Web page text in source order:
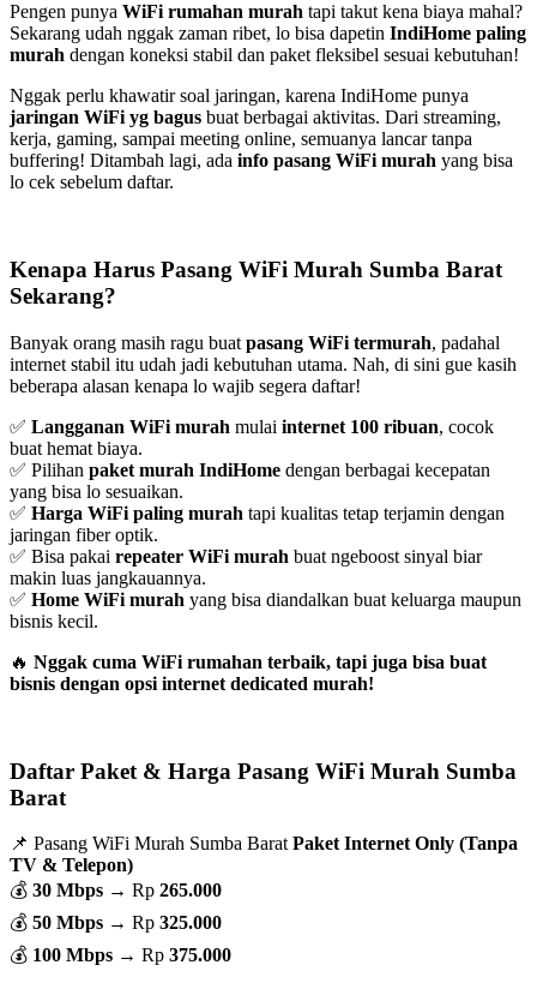
Pengen punya WiFi rumahan murah tapi takut kena biaya mahal?
Sekarang udah nggak zaman ribet, lo bisa dapetin IndiHome paling
murah dengan koneksi stabil dan paket fleksibel sesuai kebutuhan!
Nggak perlu khawatir soal jaringan, karena IndiHome punya
jaringan WiFi yg bagus buat berbagai aktivitas. Dari streaming,
kerja, gaming, sampai meeting online, semuanya lancar tanpa
buffering! Ditambah lagi, ada info pasang WiFi murah yang bisa
lo cek sebelum daftar.
Kenapa Harus Pasang WiFi Murah Sumba Barat
Sekarang?
Banyak orang masih ragu buat pasang WiFi termurah, padahal
internet stabil itu udah jadi kebutuhan utama. Nah, di sini gue kasih
beberapa alasan kenapa lo wajib segera daftar!
✅ Langganan WiFi murah mulai internet 100 ribuan, cocok
buat hemat biaya.
✅ Pilihan paket murah IndiHome dengan berbagai kecepatan
yang bisa lo sesuaikan.
✅ Harga WiFi paling murah tapi kualitas tetap terjamin dengan
jaringan fiber optik.
✅ Bisa pakai repeater WiFi murah buat ngeboost sinyal biar
makin luas jangkauannya.
✅ Home WiFi murah yang bisa diandalkan buat keluarga maupun
bisnis kecil.
🔥 Nggak cuma WiFi rumahan terbaik, tapi juga bisa buat
bisnis dengan opsi internet dedicated murah!
Daftar Paket & Harga Pasang WiFi Murah Sumba
Barat
📌 Pasang WiFi Murah Sumba Barat Paket Internet Only (Tanpa
TV & Telepon)
💰 30 Mbps → Rp 265.000
💰 50 Mbps → Rp 325.000
💰 100 Mbps → Rp 375.000